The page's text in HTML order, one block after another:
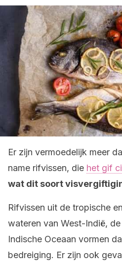
Er zijn vermoedelijk meer
name rifvissen, die het gif
wat dit soort
Rifvissen uit de tropische
wateren van West-Indië,
Indische Oceaan vormen
bedreiging. Er zijn ook